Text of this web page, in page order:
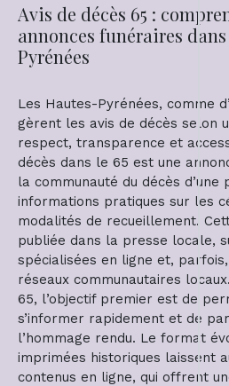
Avis de décès 65 :
annonces funéraires
Pyrénées
Les Hautes-Pyrénées, comme
gèrent les avis de décès selon
respect, transparence et
décès dans le 65 est une
la communauté du décès
informations pratiques sur les
modalités de recueillement.
publiée dans la presse locale,
spécialisées en ligne et,
réseaux communautaires
65, l’objectif premier est de
s’informer rapidement et de
l’hommage rendu. Le format
imprimées historiques laissent
contenus en ligne, qui offrent